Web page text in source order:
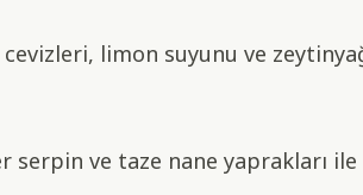
limon suyunu ve
serpin ve taze nane yaprakları